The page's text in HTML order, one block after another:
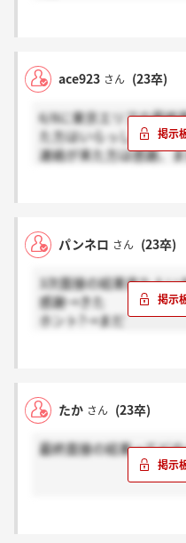
ace923 さん (23卒)
6/8に東京エリアの最終
た方はいらっしゃいま
連絡が来た方は感謝、
パンネロ さん (23卒)
3次面接の結果来た人い
感謝→きた
ホント?→まだ
たか さん (23卒)
最終面接の結果ってど